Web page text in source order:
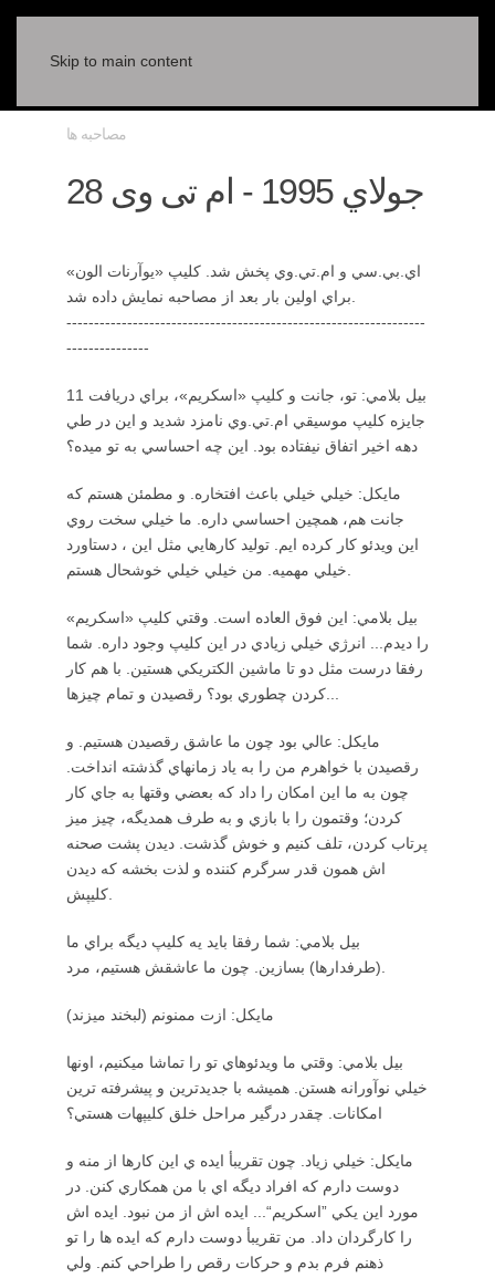
Skip to main content
مصاحبه ها
28 جولاي 1995 - ام تی وی
اي.بي.سي و ام.تي.وي پخش شد. كليپ «يوآرنات الون»
-----------------------------------------------------------------
---------------
بيل بلامي: تو، جانت و كليپ «اسكريم»، براي دريافت 11
جايزه كليپ موسيقي ام.تي.وي نامزد شديد و اين در طي
دهه اخير اتفاق نيفتاده بود. اين چه احساسي به تو ميده؟
مايكل: خيلي خيلي باعث افتخاره. و مطمئن هستم كه
جانت هم، همچين احساسي داره. ما خيلي سخت روي
اين ويدئو كار كرده ايم. توليد كارهايي مثل اين ، دستاورد
بيل بلامي: اين فوق العاده است. وقتي كليپ «اسكريم»
را ديدم... انرژي خيلي زيادي در اين كليپ وجود داره. شما
رفقا درست مثل دو تا ماشين الكتريكي هستين. با هم كار
كردن چطوري بود؟ رقصيدن و تمام چيزها...
مايكل: عالي بود چون ما عاشق رقصيدن هستيم. و
رقصيدن با خواهرم من را به ياد زمانهاي گذشته انداخت.
چون به ما اين امكان را داد كه بعضي وقتها به جاي كار
كردن؛ وقتمون را با بازي و به طرف همديگه، چيز ميز
پرتاب كردن، تلف كنيم و خوش گذشت. ديدن پشت صحنه
اش همون قدر سرگرم كننده و لذت بخشه كه ديدن
كليپش.
بيل بلامي: شما رفقا بايد يه كليپ ديگه براي ما
مايكل: ازت ممنونم (لبخند ميزند)
بيل بلامي: وقتي ما ويدئوهاي تو را تماشا ميكنيم، اونها
خيلي نوآورانه هستن. هميشه با جديدترين و پيشرفته ترين
امكانات. چقدر درگير مراحل خلق كليپهات هستي؟
مايكل: خيلي زياد. چون تقريبأ ايده ي اين كارها از منه و
دوست دارم كه افراد ديگه اي با من همكاري كنن. در
مورد اين يكي ”اسكريم“... ايده اش از من نبود. ايده اش
را كارگردان داد. من تقريبأ دوست دارم كه ايده ها را تو
ذهنم فرم بدم و حركات رقص را طراحي كنم. ولي